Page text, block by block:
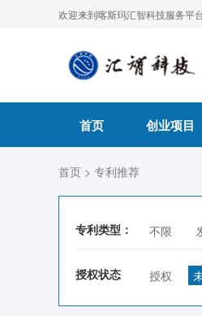
欢迎来到喀斯玛汇智科技服务平
首页 创业项目
首页 > 专利推荐
专利类型： 不限
授权状态 授权